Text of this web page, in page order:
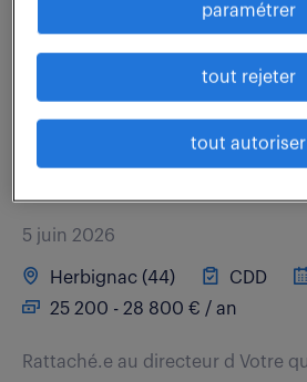
voir l'offre
projeteur d etudes
5 juin 2026
Herbignac (44) CDD
25 200 - 28 800 € / an
Rattaché.e au directeur d Votre
paramétrer
tout rejeter
tout autoriser